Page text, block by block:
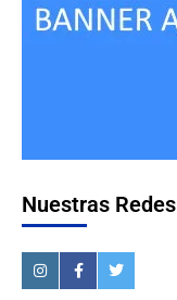
Nuestras Redes